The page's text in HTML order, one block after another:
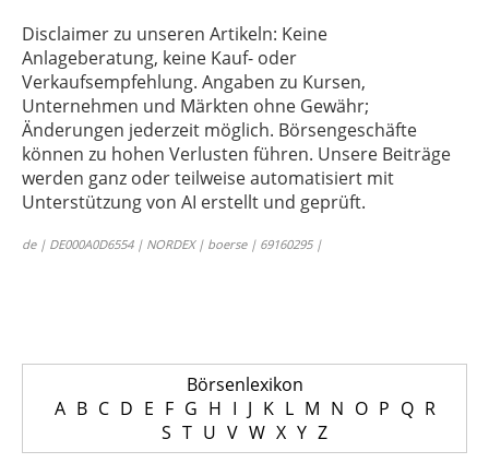
Disclaimer zu unseren Artikeln: Keine
Anlageberatung, keine Kauf- oder
Verkaufsempfehlung. Angaben zu Kursen,
Unternehmen und Märkten ohne Gewähr;
Änderungen jederzeit möglich. Börsengeschäfte
können zu hohen Verlusten führen. Unsere Beiträge
werden ganz oder teilweise automatisiert mit
Unterstützung von AI erstellt und geprüft.
de | DE000A0D6554 | NORDEX | boerse | 69160295 |
Börsenlexikon
A B C D E F G H I J K L M N O P Q R
S T U V W X Y Z